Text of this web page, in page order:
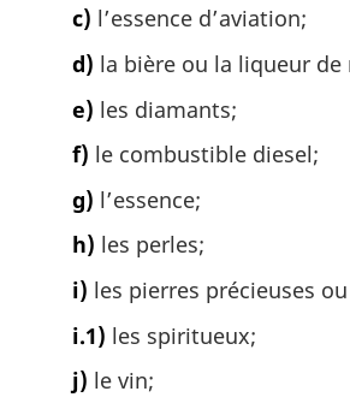
c) l’essence d’aviation;
d) la bière ou la liqueur de
e) les diamants;
f) le combustible diesel;
g) l’essence;
h) les perles;
i) les pierres précieuses
i.1) les spiritueux;
j) le vin;